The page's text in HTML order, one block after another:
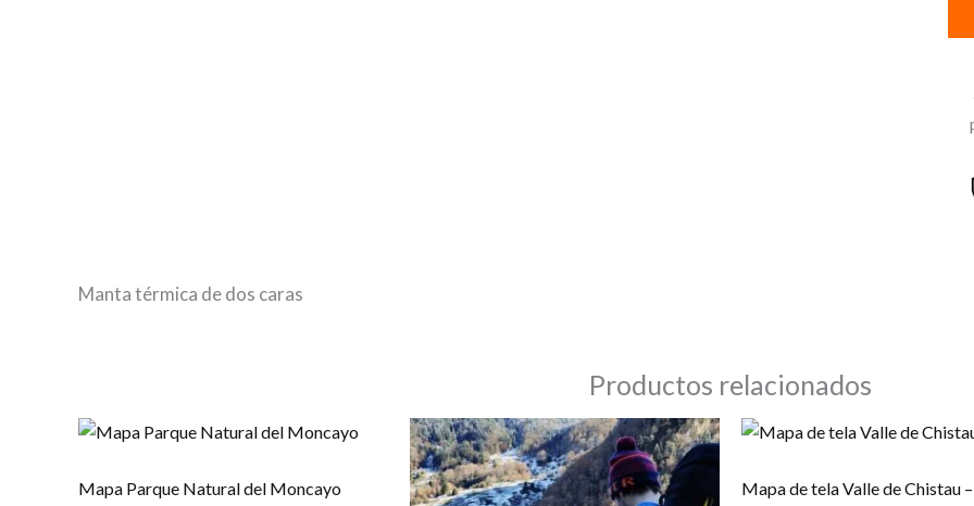
en
Manta térmica de dos caras
Productos relacionados
Mapa Parque Natural del Moncayo Mapa de tela Valle de Chistau